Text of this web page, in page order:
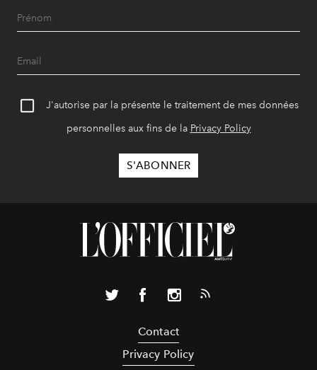
J'autorise par la présente le traitement de mes données
personnelles aux fins de la Privacy Policy
Contact
Privacy Policy